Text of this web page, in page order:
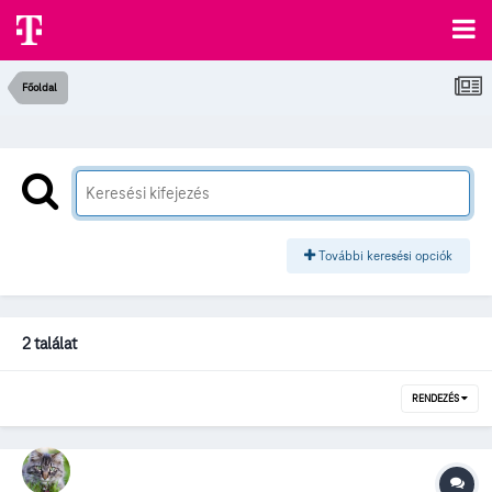
Főoldal
További keresési opciók
2 találat
RENDEZÉS